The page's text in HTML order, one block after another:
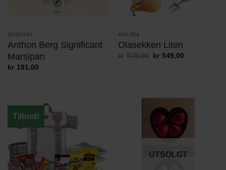
GODTERI
Anthon Berg Significant
Marsipan
kr 191,00
400-599
Olasekken Liten
kr 979,00
Opprinnelig
kr 549,00Nåværende
Tilbud!
UTSOLGT